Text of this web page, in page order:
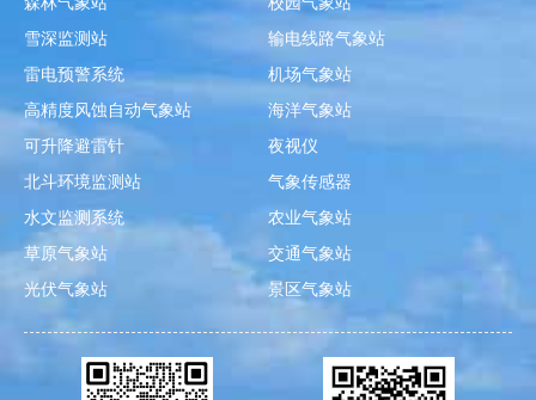
雪深监测站
输电线路气象站
雷电预警系统
机场气象站
高精度风蚀自动气象站
海洋气象站
可升降避雷针
夜视仪
北斗环境监测站
气象传感器
水文监测系统
农业气象站
草原气象站
交通气象站
光伏气象站
景区气象站